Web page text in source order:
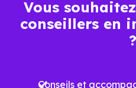
Ces prix varient selon la
Vous
conseillers en
?
Conseils et